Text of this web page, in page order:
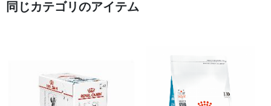
同じカテゴリのアイテム